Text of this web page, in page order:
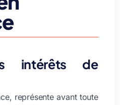
intérêts de
, représente avant toute